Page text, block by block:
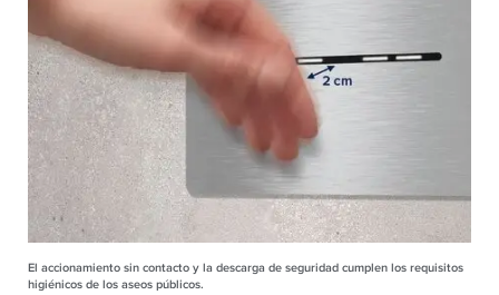
El accionamiento sin contacto y la descarga de seguridad cumplen los requisitos
higiénicos de los aseos públicos.